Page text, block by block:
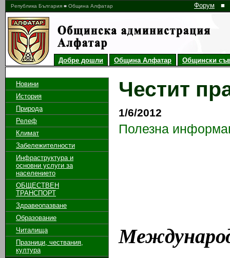
Република България ■ Община Алфатар Форум ■
Добре дошли Община Алфатар Общински
Новини
История
Природа
Релеф
Климат
Забележителности
Инфраструктура и
основни услуги за
населението
ОБЩЕСТВЕН
ТРАНСПОРТ
Здравеопазване
Образование
Читалища
Празници, чествания,
култура
Честит
1/6/2012
Полезна